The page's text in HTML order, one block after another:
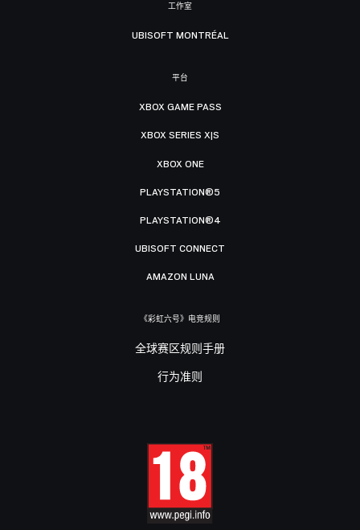
工作室
UBISOFT MONTRÉAL
平台
XBOX GAME PASS
XBOX SERIES X|S
XBOX ONE
PLAYSTATION®5
PLAYSTATION®4
UBISOFT CONNECT
AMAZON LUNA
《彩虹六号》电竞规则
全球赛区规则手册
行为准则